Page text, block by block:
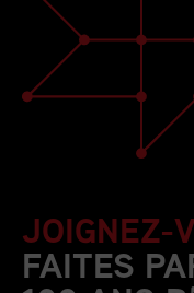
JOIGNEZ-
FAITES